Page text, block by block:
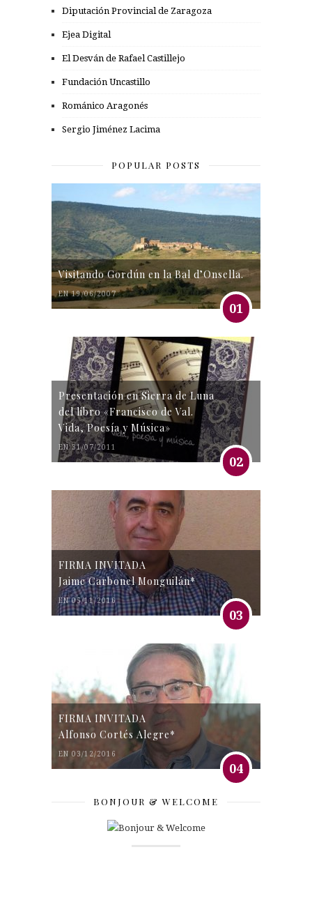
Diputación Provincial de Zaragoza
Ejea Digital
El Desván de Rafael Castillejo
Fundación Uncastillo
Románico Aragonés
Sergio Jiménez Lacima
POPULAR POSTS
Visitando Gordún en la Bal d’Onsella.
EN 19/06/2007
01
Presentación en Sierra de Luna
del libro «Francisco de Val.
Vida, Poesía y Música»
EN 31/07/2011
02
FIRMA INVITADA
Jaime Carbonel Monguilán*
EN 05/11/2016
03
FIRMA INVITADA
Alfonso Cortés Alegre*
EN 03/12/2016
04
BONJOUR & WELCOME